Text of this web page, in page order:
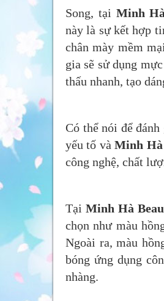
Song, tại Minh
này là sự kết hợp
chân mày mềm
gia sẽ sử dụng
thấu nhanh, tạo
Có thể nói để
yếu tố vàMinh Hà
công nghệ, chất
Tại Minh Hà
chọn như màu
Ngoài ra, màu
bóng ứng dụng
nhàng.